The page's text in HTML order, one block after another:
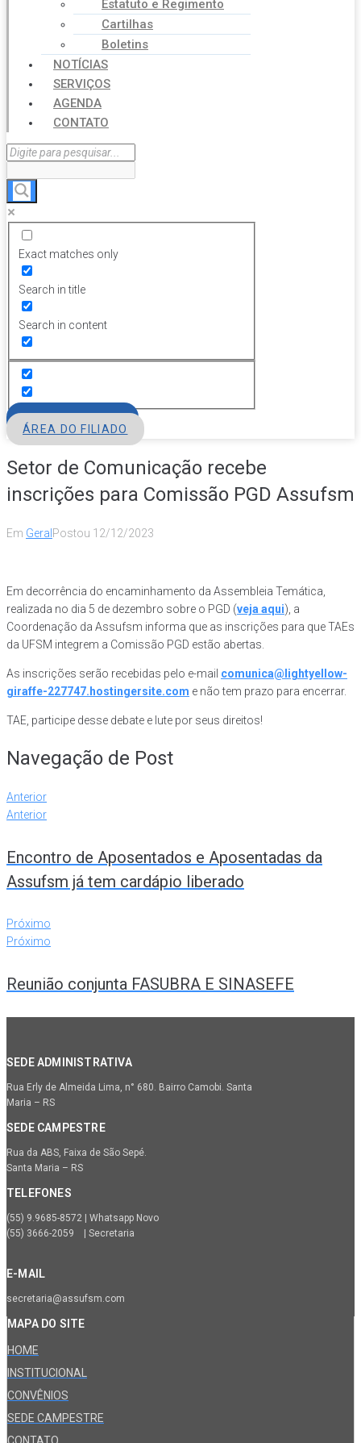
Estatuto e Regimento
Cartilhas
Boletins
NOTÍCIAS
SERVIÇOS
AGENDA
CONTATO
Exact matches only
Search in title
Search in content
ÁREA DO FILIADO
Setor de Comunicação recebe
inscrições para Comissão PGD Assufsm
Em Geral Postou 12/12/2023
Em decorrência do encaminhamento da Assembleia Temática,
realizada no dia 5 de dezembro sobre o PGD (veja aqui), a
Coordenação da Assufsm informa que as inscrições para que TAEs
da UFSM integrem a Comissão PGD estão abertas.
As inscrições serão recebidas pelo e-mail comunica@lightyellow-
giraffe-227747.hostingersite.com e não tem prazo para encerrar.
TAE, participe desse debate e lute por seus direitos!
Navegação de Post
Anterior
Anterior
Encontro de Aposentados e Aposentadas da
Assufsm já tem cardápio liberado
Próximo
Próximo
Reunião conjunta FASUBRA E SINASEFE
SEDE ADMINISTRATIVA
Rua Erly de Almeida Lima, n° 680. Bairro Camobi. Santa
Maria – RS
SEDE CAMPESTRE
Rua da ABS, Faixa de São Sepé.
Santa Maria – RS
TELEFONES
(55) 9.9685-8572 | Whatsapp Novo
(55) 3666-2059 | Secretaria
E-MAIL
secretaria@assufsm.com
MAPA DO SITE
HOME
INSTITUCIONAL
CONVÊNIOS
SEDE CAMPESTRE